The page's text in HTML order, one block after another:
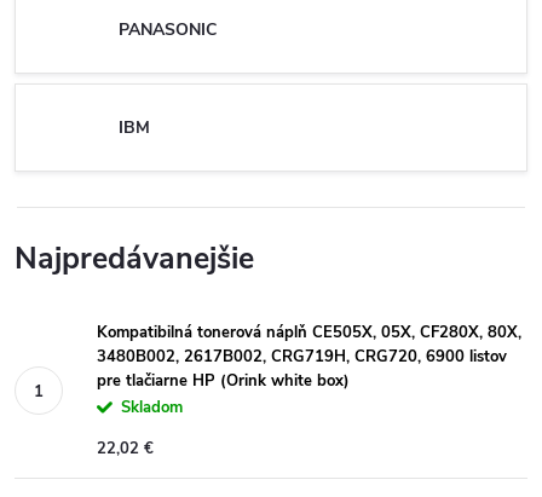
PANASONIC
IBM
Najpredávanejšie
Kompatibilná tonerová náplň CE505X, 05X, CF280X, 80X,
3480B002, 2617B002, CRG719H, CRG720, 6900 listov
pre tlačiarne HP (Orink white box)
Skladom
22,02 €